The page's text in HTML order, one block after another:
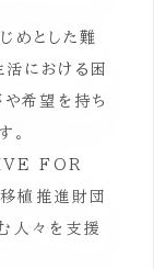
とした難
における困
や希望を持ち
。
FOR
植推進財団
人々を支援